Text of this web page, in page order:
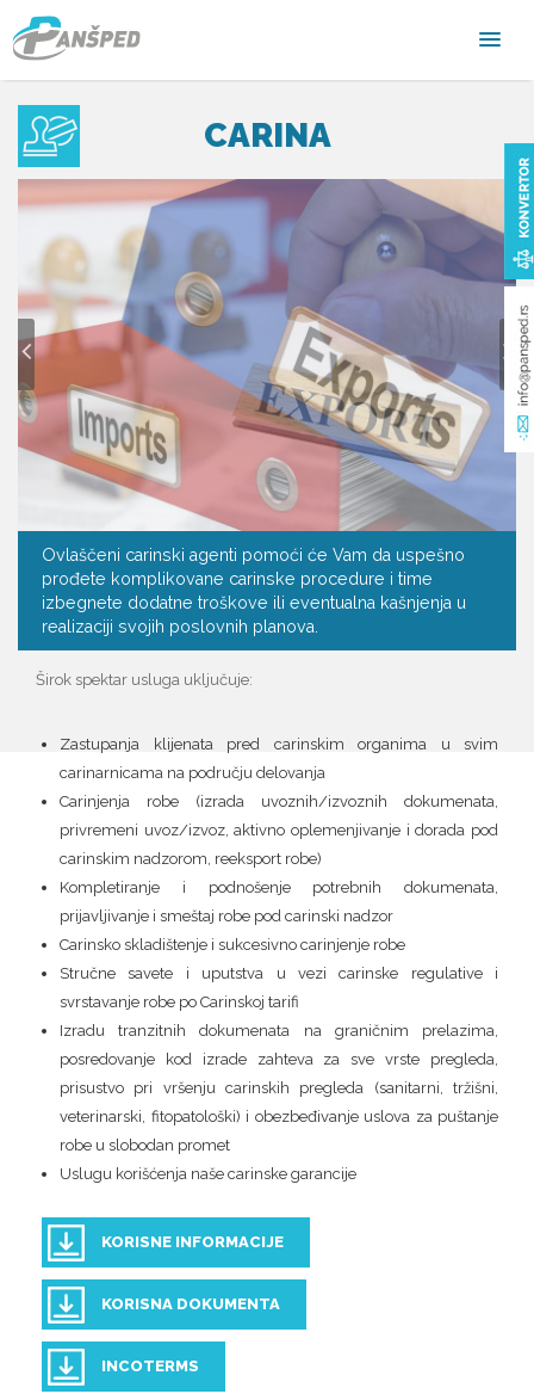
CARINA
Ovlaščeni carinski agenti pomoći će Vam da uspešno
prođete komplikovane carinske procedure i time
izbegnete dodatne troškove ili eventualna kašnjenja u
realizaciji svojih poslovnih planova.
Širok spektar usluga uključuje:
Zastupanja klijenata pred carinskim organima u svim
carinarnicama na području delovanja
Carinjenja robe (izrada uvoznih/izvoznih dokumenata,
privremeni uvoz/izvoz, aktivno oplemenjivanje i dorada pod
carinskim nadzorom, reeksport robe)
Kompletiranje i podnošenje potrebnih dokumenata,
prijavljivanje i smeštaj robe pod carinski nadzor
Carinsko skladištenje i sukcesivno carinjenje robe
Stručne savete i uputstva u vezi carinske regulative i
svrstavanje robe po Carinskoj tarifi
Izradu tranzitnih dokumenata na graničnim prelazima,
posredovanje kod izrade zahteva za sve vrste pregleda,
prisustvo pri vršenju carinskih pregleda (sanitarni, tržišni,
veterinarski, fitopatološki) i obezbeđivanje uslova za puštanje
robe u slobodan promet
Uslugu korišćenja naše carinske garancije
KORISNE INFORMACIJE
KORISNA DOKUMENTA
INCOTERMS